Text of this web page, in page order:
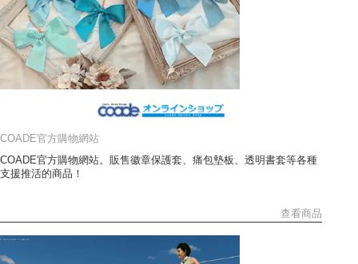
COADE官方購物網站
COADE官方購物網站。販售徽章保護套、痛包墊板、透明書套等各種
支援推活的商品！
查看商品